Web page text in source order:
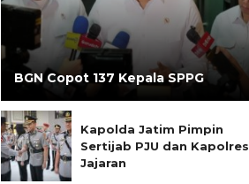
BGN Copot 137 Kepala SPPG
Kapolda Jatim Pimpin
Sertijab PJU dan Kapolres
Jajaran